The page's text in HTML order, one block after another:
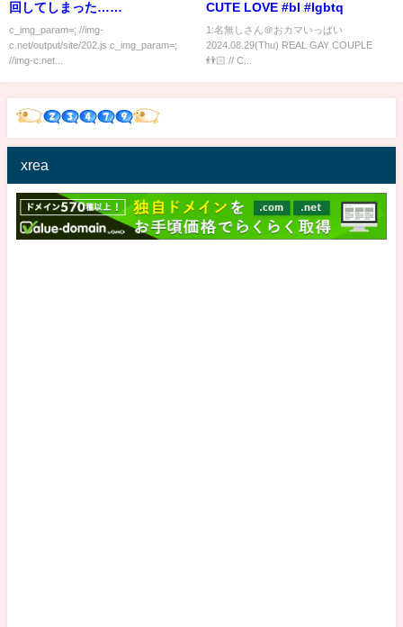
回してしまった……
c_img_param=; //img-
c.net/output/site/202.js c_img_param=;
//img-c.net...
CUTE LOVE #bl #lgbtq
1:名無しさん＠おカマいっぱい
2024.08.29(Thu) REAL GAY COUPLE
👬🏻 // C...
xrea